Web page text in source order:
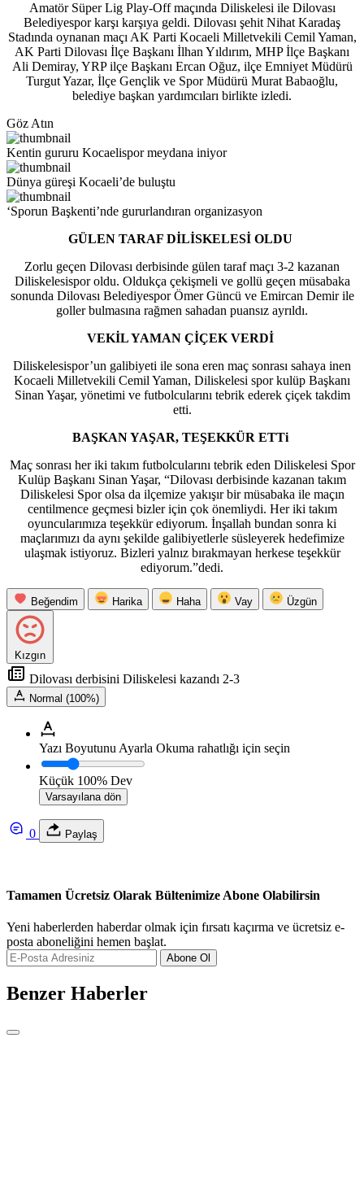
Amatör Süper Lig Play-Off maçında Diliskelesi ile Dilovası
Belediyespor karşı karşıya geldi. Dilovası şehit Nihat Karadaş
Stadında oynanan maçı AK Parti Kocaeli Milletvekili Cemil Yaman,
AK Parti Dilovası İlçe Başkanı İlhan Yıldırım, MHP İlçe Başkanı
Ali Demiray, YRP ilçe Başkanı Ercan Oğuz, ilçe Emniyet Müdürü
Turgut Yazar, İlçe Gençlik ve Spor Müdürü Murat Babaoğlu,
belediye başkan yardımcıları birlikte izledi.
Göz Atın
Kentin gururu Kocaelispor meydana iniyor
Dünya güreşi Kocaeli’de buluştu
‘Sporun Başkenti’nde gururlandıran organizasyon
GÜLEN TARAF DİLİSKELESİ OLDU
Zorlu geçen Dilovası derbisinde gülen taraf maçı 3-2 kazanan
Diliskelesispor oldu. Oldukça çekişmeli ve gollü geçen müsabaka
sonunda Dilovası Belediyespor Ömer Güncü ve Emircan Demir ile
goller bulmasına rağmen sahadan puansız ayrıldı.
VEKİL YAMAN ÇİÇEK VERDİ
Diliskelesispor’un galibiyeti ile sona eren maç sonrası sahaya inen
Kocaeli Milletvekili Cemil Yaman, Diliskelesi spor kulüp Başkanı
Sinan Yaşar, yönetimi ve futbolcularını tebrik ederek çiçek takdim
etti.
BAŞKAN YAŞAR, TEŞEKKÜR ETTi
Maç sonrası her iki takım futbolcularını tebrik eden Diliskelesi Spor
Kulüp Başkanı Sinan Yaşar, “Dilovası derbisinde kazanan takım
Diliskelesi Spor olsa da ilçemize yakışır bir müsabaka ile maçın
centilmence geçmesi bizler için çok önemliydi. Her iki takım
oyuncularımıza teşekkür ediyorum. İnşallah bundan sonra ki
maçlarımızı da aynı şekilde galibiyetlerle süsleyerek hedefimize
ulaşmak istiyoruz. Bizleri yalnız bırakmayan herkese teşekkür
ediyorum.”dedi.
Beğendim Harika Haha Vay Üzgün
Kızgın
Dilovası derbisini Diliskelesi kazandı 2-3
Normal (100%)
Yazı Boyutunu Ayarla Okuma rahatlığı için seçin
Küçük 100% Dev
Varsayılana dön
0 Paylaş
Tamamen Ücretsiz Olarak Bültenimize Abone Olabilirsin
Yeni haberlerden haberdar olmak için fırsatı kaçırma ve ücretsiz e-
posta aboneliğini hemen başlat.
Abone Ol
Benzer Haberler